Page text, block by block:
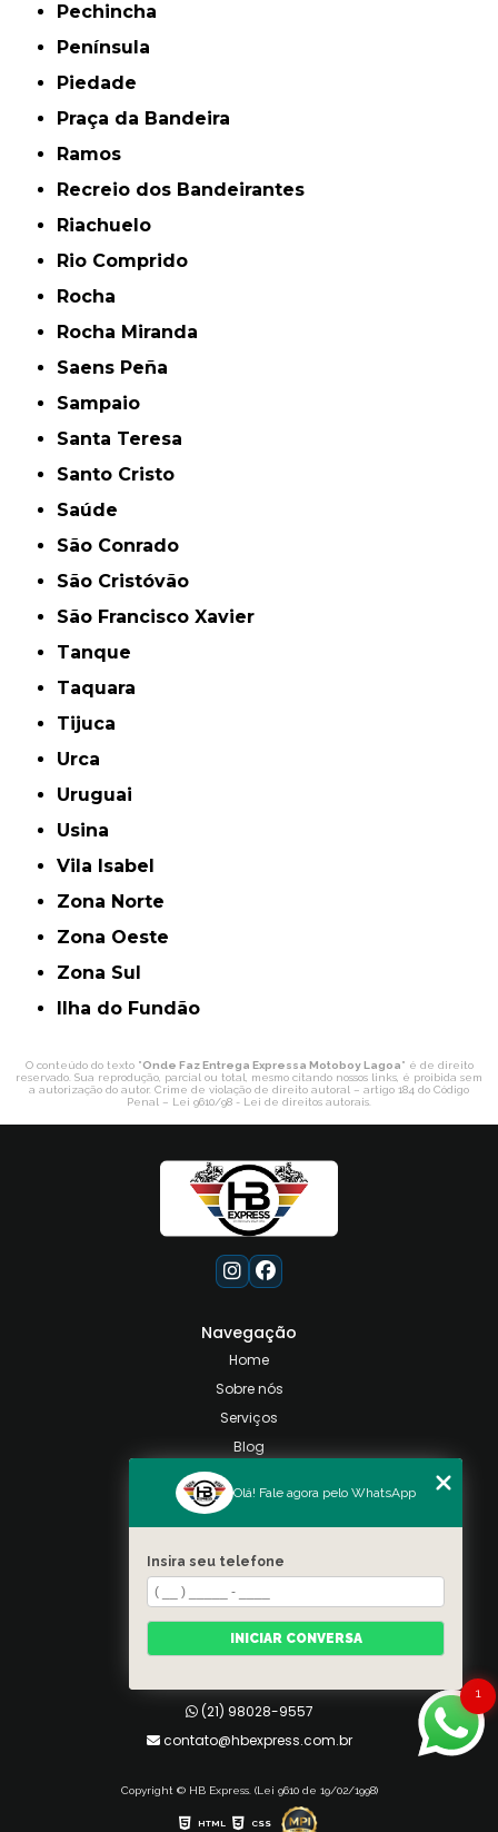
Pechincha
Península
Piedade
Praça da Bandeira
Ramos
Recreio dos Bandeirantes
Riachuelo
Rio Comprido
Rocha
Rocha Miranda
Saens Peña
Sampaio
Santa Teresa
Santo Cristo
Saúde
São Conrado
São Cristóvão
São Francisco Xavier
Tanque
Taquara
Tijuca
Urca
Uruguai
Usina
Vila Isabel
Zona Norte
Zona Oeste
Zona Sul
ilha do Fundão
O conteúdo do texto "Onde Faz Entrega Expressa Motoboy Lagoa" é de direito
reservado. Sua reprodução, parcial ou total, mesmo citando nossos links, é proibida sem
a autorização do autor. Crime de violação de direito autoral – artigo 184 do Código
Penal – Lei 9610/98 - Lei de direitos autorais
Navegação
Home
Sobre nós
Serviços
Blog
Categorias
Mapa do site
Contato
Taquara, Rio de Janeiro
(21) 98028-9557
(21) 98028-9557
contato@hbexpress.com.br
Copyright © HB Express. (Lei 9610 de 19/02/1998)
HTML CSS
1
Olá! Fale agora pelo WhatsApp
Insira seu telefone
INICIAR CONVERSA